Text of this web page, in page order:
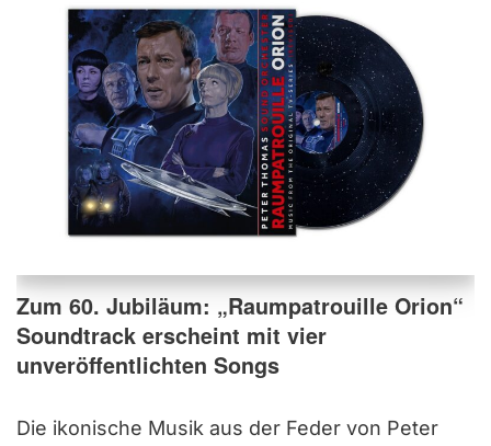
Zum 60. Jubiläum: „Raumpatrouille Orion“
Soundtrack erscheint mit vier
unveröffentlichten Songs
Die ikonische Musik aus der Feder von Peter